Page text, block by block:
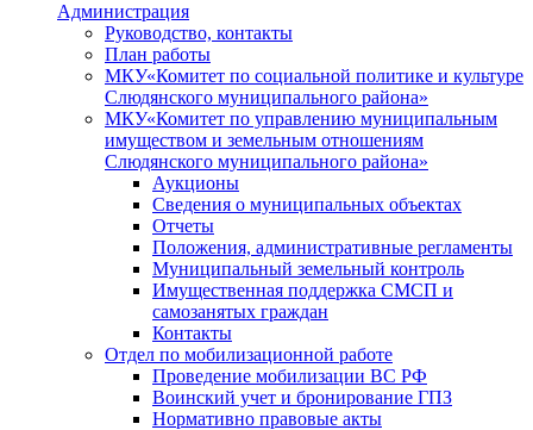
Администрация
Руководство, контакты
План работы
МКУ«Комитет по социальной политике и культуре
Слюдянского муниципального района»
МКУ«Комитет по управлению муниципальным
имуществом и земельным отношениям
Слюдянского муниципального района»
Аукционы
Сведения о муниципальных объектах
Отчеты
Положения, административные регламенты
Муниципальный земельный контроль
Имущественная поддержка СМСП и
самозанятых граждан
Контакты
Отдел по мобилизационной работе
Проведение мобилизации ВС РФ
Воинский учет и бронирование ГПЗ
Нормативно правовые акты